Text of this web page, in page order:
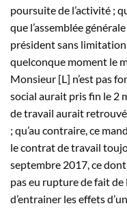
poursuite de l’activité ;
que l’assemblée
président sans
quelconque moment le
Monsieur [L] n’est pas
social aurait pris fin le 2
de travail aurait
; qu’au contraire, ce
le contrat de travail
septembre 2017, ce
pas eu rupture de fait
d’entrainer les effets